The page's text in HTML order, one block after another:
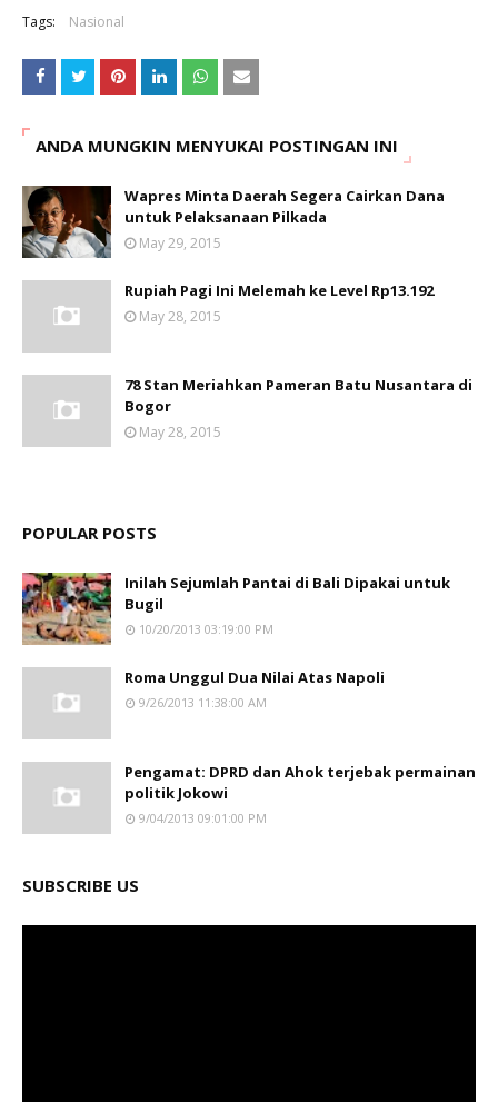
Tags: Nasional
ANDA MUNGKIN MENYUKAI POSTINGAN INI
Wapres Minta Daerah Segera Cairkan Dana
untuk Pelaksanaan Pilkada
May 29, 2015
Rupiah Pagi Ini Melemah ke Level Rp13.192
May 28, 2015
78 Stan Meriahkan Pameran Batu Nusantara di
Bogor
May 28, 2015
POPULAR POSTS
Inilah Sejumlah Pantai di Bali Dipakai untuk
Bugil
10/20/2013 03:19:00 PM
Roma Unggul Dua Nilai Atas Napoli
9/26/2013 11:38:00 AM
Pengamat: DPRD dan Ahok terjebak permainan
politik Jokowi
9/04/2013 09:01:00 PM
SUBSCRIBE US